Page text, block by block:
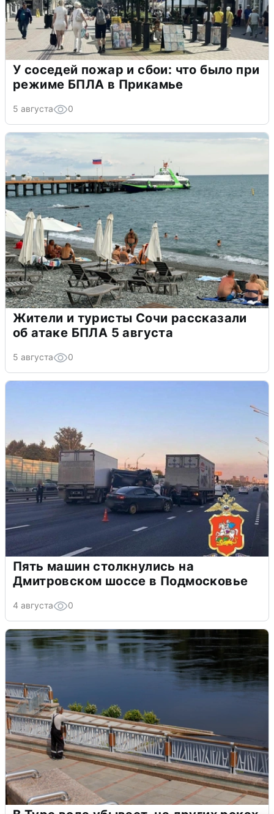
У соседей пожар и сбои: что было при
режиме БПЛА в Прикамье
5 августа 0
Жители и туристы Сочи рассказали
об атаке БПЛА 5 августа
5 августа 0
Пять машин столкнулись на
Дмитровском шоссе в Подмосковье
4 августа 0